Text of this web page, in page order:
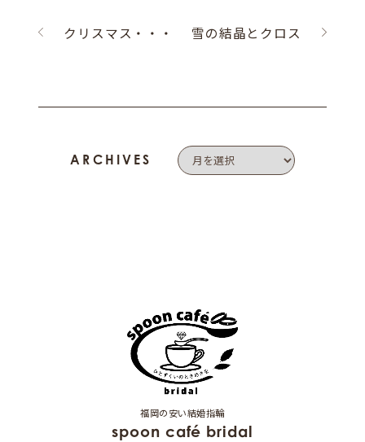
クリスマス・・・ 雪の結晶とクロス
ARCHIVES
福岡の安い結婚指輪
spoon café bridal